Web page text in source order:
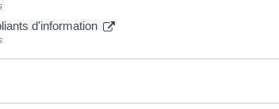
d'information